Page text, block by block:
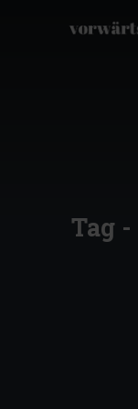
Tag -